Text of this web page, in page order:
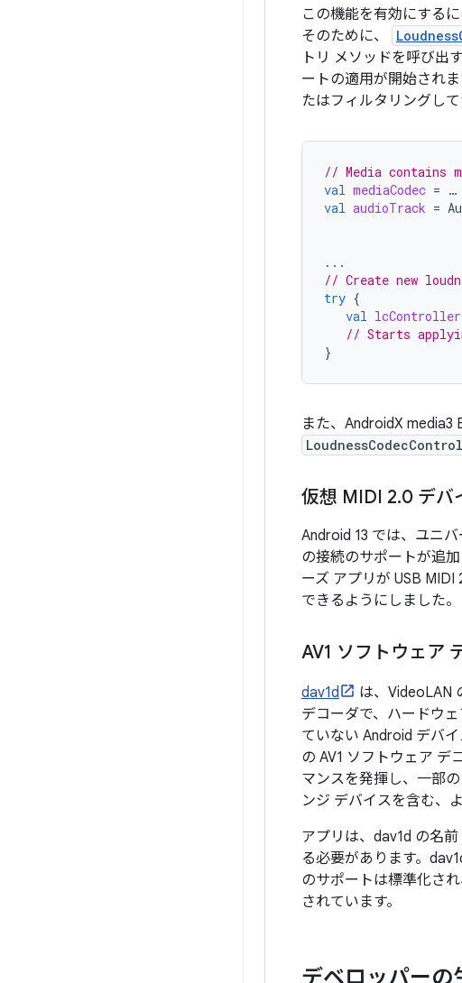
この機能を有効にする
そのために、
トリ メソッドを呼び出
ートの適用が開始されま
たはフィルタリングして
// Media contains
val mediaCodec = …
val audioTrack =
...
// Create new
try {
val lcController
// Starts
}
また、AndroidX
仮想 MIDI 2.0 デバ
Android 13 では、ユニ
の接続のサポートが追
ーズ アプリが USB
できるようにしました。
AV1 ソフトウェア
dav1d
は、VideoLAN
デコーダで、ハードウ
ていない Android デバ
の AV1 ソフトウェア デ
マンスを発揮し、一部
ンジ デバイスを含む、
アプリは、dav1d の名前
る必要があります。
のサポートは標準化さ
されています。
デベロッパーの